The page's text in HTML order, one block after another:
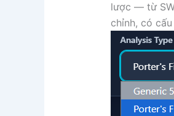
lược — từ
chỉnh, có